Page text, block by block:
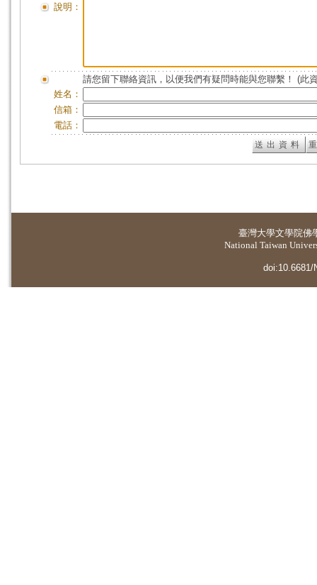
說明：
請您留下聯絡資訊，以便我們有疑問時能與您聯繫！ (此
姓名：
信箱：
電話：
臺灣大學文學院佛
National Taiwan
doi:10.6681/